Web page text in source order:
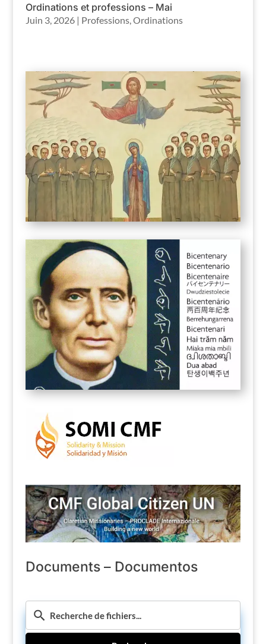
Ordinations et professions – Mai
Juin 3, 2026| Professions, Ordinations
Documents – Documentos